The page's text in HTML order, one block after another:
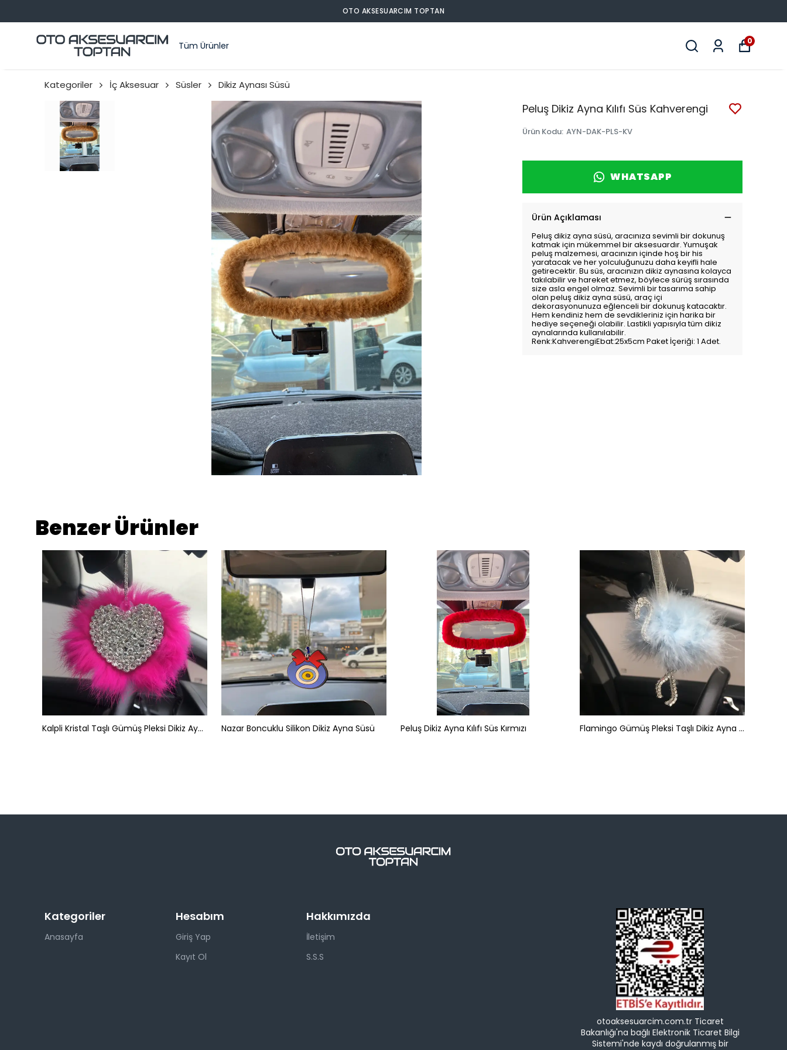
OTO AKSESUARCIM TOPTAN
Tüm Ürünler 0
Kategoriler İç Aksesuar Süsler Dikiz Aynası Süsü
Peluş Dikiz Ayna Kılıfı Süs Kahverengi
Ürün Kodu: AYN-DAK-PLS-KV
WHATSAPP
Ürün Açıklaması
Peluş dikiz ayna süsü, aracınıza sevimli bir dokunuş
katmak için mükemmel bir aksesuardır. Yumuşak
peluş malzemesi, aracınızın içinde hoş bir his
yaratacak ve her yolculuğunuzu daha keyifli hale
getirecektir. Bu süs, aracınızın dikiz aynasına kolayca
takılabilir ve hareket etmez, böylece sürüş sırasında
size asla engel olmaz. Sevimli bir tasarıma sahip
olan peluş dikiz ayna süsü, araç içi
dekorasyonunuza eğlenceli bir dokunuş katacaktır.
Hem kendiniz hem de sevdikleriniz için harika bir
hediye seçeneği olabilir. Lastikli yapısıyla tüm dikiz
aynalarında kullanılabilir.
Renk:KahverengiEbat:25x5cm Paket İçeriği: 1 Adet.
Benzer Ürünler
Kalpli Kristal Taşlı Gümüş Pleksi Dikiz Ayna Süsü Pembe Tüylü Nazar Boncuklu Silikon Dikiz Ayna Süsü Peluş Dikiz Ayna Kılıfı Süs Kırmızı Flamingo Gümüş Pleksi Taşlı Dikiz Ayna Süsü Mavi Tüylü
Kategoriler
Anasayfa
Hesabım
Giriş Yap
Kayıt Ol
Hakkımızda
İletişim
S.S.S
otoaksesuarcim.com.tr Ticaret
Bakanlığı'na bağlı Elektronik Ticaret Bilgi
Sistemi'nde kaydı doğrulanmış bir